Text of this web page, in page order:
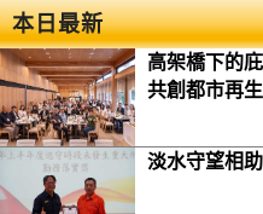
本日最新
高架橋下的
共創都市再
淡水守望相